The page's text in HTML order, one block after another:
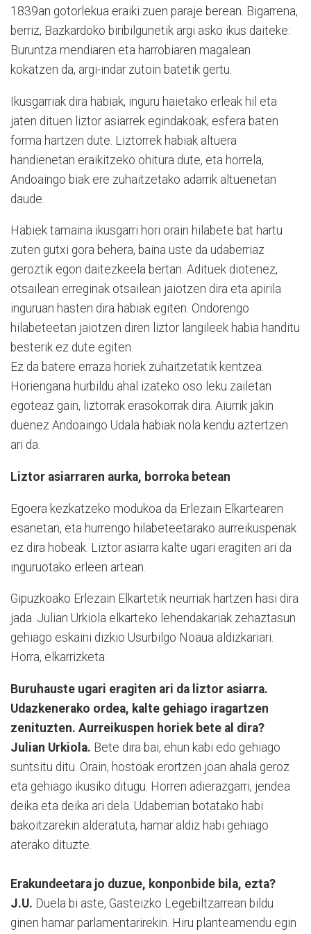
1839an gotorlekua eraiki zuen paraje berean. Bigarrena,
berriz, Bazkardoko biribilgunetik argi asko ikus daiteke:
Buruntza mendiaren eta harrobiaren magalean
kokatzen da, argi-indar zutoin batetik gertu.
Ikusgarriak dira habiak, inguru haietako erleak hil eta
jaten dituen liztor asiarrek egindakoak; esfera baten
forma hartzen dute. Liztorrek habiak altuera
handienetan eraikitzeko ohitura dute, eta horrela,
Andoaingo biak ere zuhaitzetako adarrik altuenetan
daude.
Habiek tamaina ikusgarri hori orain hilabete bat hartu
zuten gutxi gora behera, baina uste da udaberriaz
geroztik egon daitezkeela bertan. Adituek diotenez,
otsailean erreginak otsailean jaiotzen dira eta apirila
inguruan hasten dira habiak egiten. Ondorengo
hilabeteetan jaiotzen diren liztor langileek habia handitu
besterik ez dute egiten.
Ez da batere erraza horiek zuhaitzetatik kentzea.
Horiengana hurbildu ahal izateko oso leku zailetan
egoteaz gain, liztorrak erasokorrak dira. Aiurrik jakin
duenez Andoaingo Udala habiak nola kendu aztertzen
ari da.
Liztor asiarraren aurka, borroka betean
Egoera kezkatzeko modukoa da Erlezain Elkartearen
esanetan, eta hurrengo hilabeteetarako aurreikuspenak
ez dira hobeak. Liztor asiarra kalte ugari eragiten ari da
inguruotako erleen artean.
Gipuzkoako Erlezain Elkartetik neurriak hartzen hasi dira
jada. Julian Urkiola elkarteko lehendakariak zehaztasun
gehiago eskaini dizkio Usurbilgo Noaua aldizkariari.
Horra, elkarrizketa:
Buruhauste ugari eragiten ari da liztor asiarra.
Udazkenerako ordea, kalte gehiago iragartzen
zenituzten. Aurreikuspen horiek bete al dira?
Julian Urkiola. Bete dira bai, ehun kabi edo gehiago
suntsitu ditu. Orain, hostoak erortzen joan ahala geroz
eta gehiago ikusiko ditugu. Horren adierazgarri, jendea
deika eta deika ari dela. Udaberrian botatako habi
bakoitzarekin alderatuta, hamar aldiz habi gehiago
aterako dituzte.
Erakundeetara jo duzue, konponbide bila, ezta?
J.U. Duela bi aste, Gasteizko Legebiltzarrean bildu
ginen hamar parlamentarirekin. Hiru planteamendu egin